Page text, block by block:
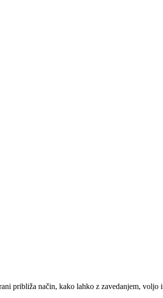
približa način, kako lahko z zavedanjem,